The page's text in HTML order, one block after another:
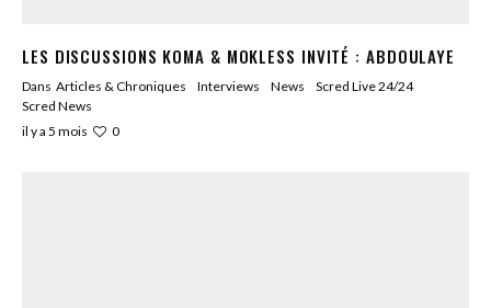
LES DISCUSSIONS KOMA & MOKLESS INVITÉ : ABDOULAYE
Dans Articles & Chroniques Interviews News
Scred Live 24/24
Scred News
il y a 5 mois
0